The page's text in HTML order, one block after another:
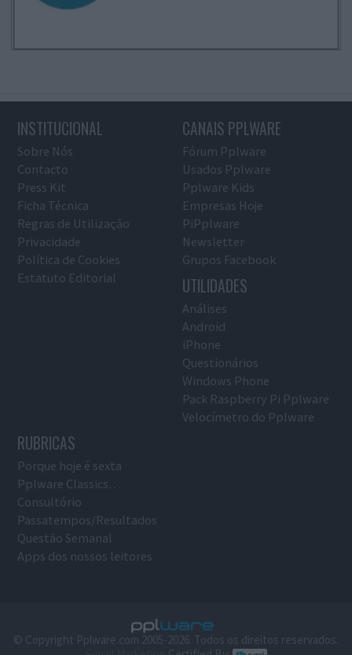
INSTITUCIONAL
Sobre Nós
Contacto
Press Kit
Ficha Técnica
Regras de Utilização
Privacidade
Política de Cookies
Estatuto Editorial
CANAIS PPLWARE
Fórum Pplware
Usados Pplware
Pplware Kids
Empresas Hoje
PiPplware
Newsletter
Grupos Facebook
UTILIDADES
Análises
Android
iPhone
Questionários
Windows Phone
Pack Raspberry Pi Pplware
Velocímetro do Pplware
RUBRICAS
Porque hoje é sexta
Pplware Classics…
Consultório
Passatempos/Resultados
Questão Semanal
Apps dos nossos leitores
© Copyright Pplware.com 2005-2026. Todos os direitos reservados.